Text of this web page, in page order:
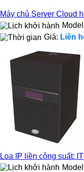
Máy chủ Server Cloud
Giá: Liên
Loa IP liền công suất: